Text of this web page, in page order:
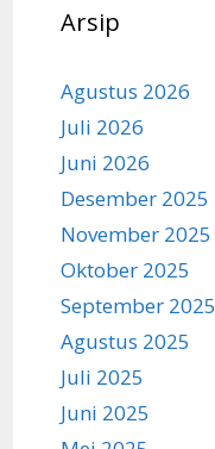
Arsip
Agustus 2026
Juli 2026
Juni 2026
Desember 2025
November 2025
Oktober 2025
September 2025
Agustus 2025
Juli 2025
Juni 2025